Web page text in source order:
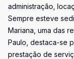
administração,
Sempre esteve
Mariana, uma das
Paulo, destaca-se
prestação de